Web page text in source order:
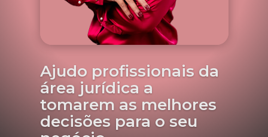
Ajudo profissionais da
área jurídica a
tomarem as melhores
decisões para o seu